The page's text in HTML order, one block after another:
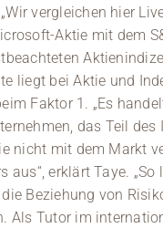
vergleichen hier
Aktie mit dem
liegt bei Aktie und
Faktor 1. „Es
das Teil des
nicht mit dem Markt
aus“, erklärt Taye. „So
Beziehung von
Als Tutor im